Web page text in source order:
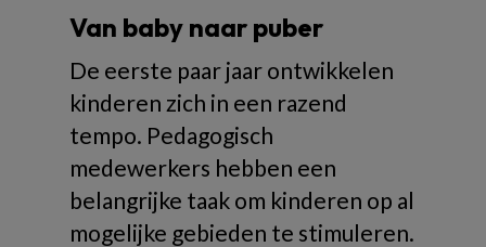
Van baby naar puber
De eerste paar jaar ontwikkelen
kinderen zich in een razend
tempo. Pedagogisch
medewerkers hebben een
belangrijke taak om kinderen op al
mogelijke gebieden te stimuleren.